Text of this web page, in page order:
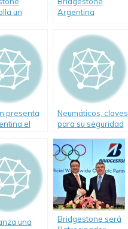
un
Argentina
presenta
el
que une
control en
y
al medio-
Neumáticos, claves
para su seguridad
una
Bridgestone será